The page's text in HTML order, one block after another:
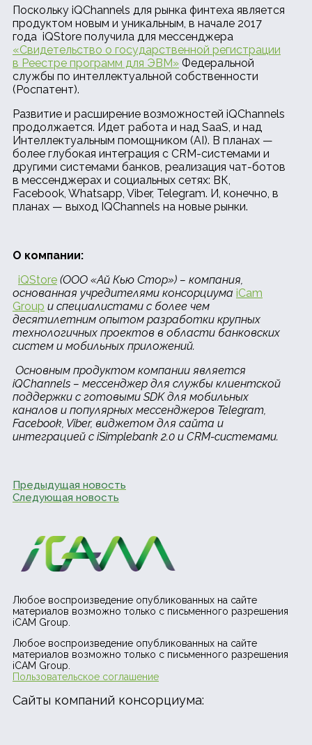
Поскольку iQChannels для рынка финтеха является
продуктом новым и уникальным, в начале 2017
года iQStore получила для мессенджера
«Свидетельство о государственной регистрации
в Реестре программ для ЭВМ» Федеральной
службы по интеллектуальной собственности
(Роспатент).
Развитие и расширение возможностей iQChannels
продолжается. Идет работа и над SaaS, и над
Интеллектуальным помощником (AI). В планах —
более глубокая интеграция с CRM-системами и
другими системами банков, реализация чат-ботов
в мессенджерах и социальных сетях: ВК,
Facebook, Whatsapp, Viber, Telegram. И, конечно, в
планах — выход IQChannels на новые рынки.
О компании:
iQStore (ООО «Ай Кью Стор») – компания,
основанная учредителями консорциума iCam
Group и специалистами с более чем
десятилетним опытом разработки крупных
технологичных проектов в области банковских
систем и мобильных приложений.
Основным продуктом компании является
iQChannels – мессенджер для службы клиентской
поддержки с готовыми SDK для мобильных
каналов и популярных мессенджеров Telegram,
Facebook, Viber, виджетом для сайта и
интеграцией с iSimplebank 2.0 и CRM-системами.
Предыдущая новость
Следующая новость
Любое воспроизведение опубликованных на сайте
материалов возможно только с письменного разрешения
iCAM Group.
Любое воспроизведение опубликованных на сайте
материалов возможно только с письменного разрешения
iCAM Group.
Пользовательское соглашение
Сайты компаний консорциума: